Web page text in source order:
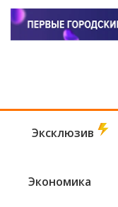
Эксклюзив
Экономика